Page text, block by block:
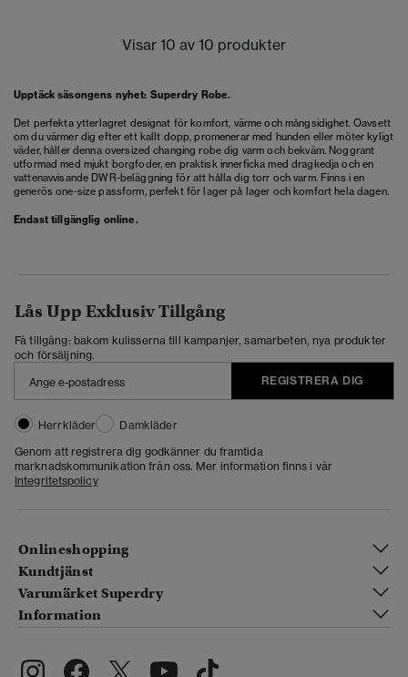
Visar 10 av 10 produkter
Upptäck säsongens nyhet: Superdry Robe.
Det perfekta ytterlagret designat för komfort, värme och mångsidighet. Oavsett
om du värmer dig efter ett kallt dopp, promenerar med hunden eller möter kyligt
väder, håller denna oversized changing robe dig varm och bekväm. Noggrant
utformad med mjukt borgfoder, en praktisk innerficka med dragkedja och en
vattenavvisande DWR-beläggning för att hålla dig torr och varm. Finns i en
generös one-size passform, perfekt för lager på lager och komfort hela dagen.
Endast tillgänglig online.
Lås Upp Exklusiv Tillgång
Få tillgång: bakom kulisserna till kampanjer, samarbeten, nya produkter
och försäljning.
REGISTRERA DIG
Herrkläder
Damkläder
Genom att registrera dig godkänner du framtida
marknadskommunikation från oss. Mer information finns i vår
Integritetspolicy
Onlineshopping
Kundtjänst
Varumärket Superdry
Information